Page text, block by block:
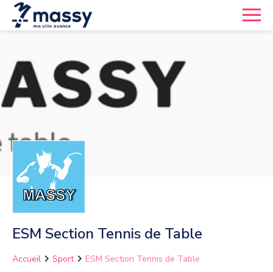
ESM Section Tennis de Table
Accueil Sport ESM Section Tennis de Table